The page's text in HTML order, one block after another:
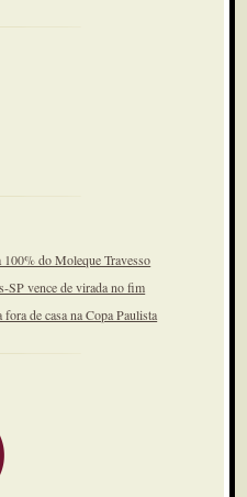
do Moleque Travesso
SP vence de virada no fim
de casa na Copa Paulista